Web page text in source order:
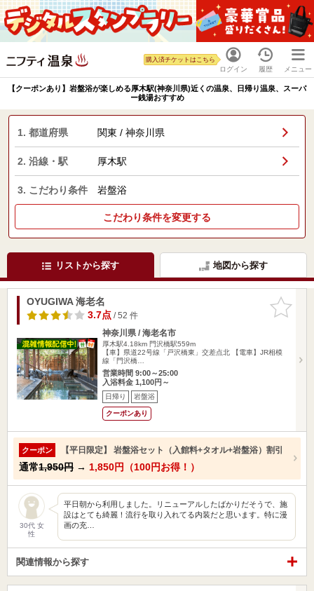
ログイン
購入済チケットはこちら
履歴 メニュー
【クーポンあり】岩盤浴が楽しめる厚木駅(神奈川県)近くの温泉、日帰り温泉、スーパ
ー銭湯おすすめ
1. 都道府県 関東 / 神奈川県
2. 沿線・駅 厚木駅
3. こだわり条件 岩盤浴
こだわり条件を変更する
リストから探す 地図から探す
お気に入
りに追加
OYUGIWA 海老名
3.7点/ 52 件
神奈川県 / 海老名市
厚木駅4.18km 門沢橋駅559m
【車】県道22号線「戸沢橋東」交差点北 【電車】JR相模
線「門沢橋…
営業時間 9:00～25:00
入浴料金 1,100円～
日帰り 岩盤浴
クーポンあり
クーポン 【平日限定】 岩盤浴セット（入館料+タオル+岩盤浴）割引
通常1,950円 → 1,850円（100円お得！）
30代 女
性
平日朝から利用しました。リニューアルしたばかりだそうで、施
設はとても綺麗！流行を取り入れてる内装だと思います。特に漫
画の充…
関連情報から探す